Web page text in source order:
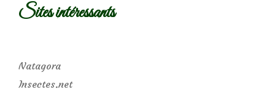
Sites intéressants
Natagora
Insectes.net